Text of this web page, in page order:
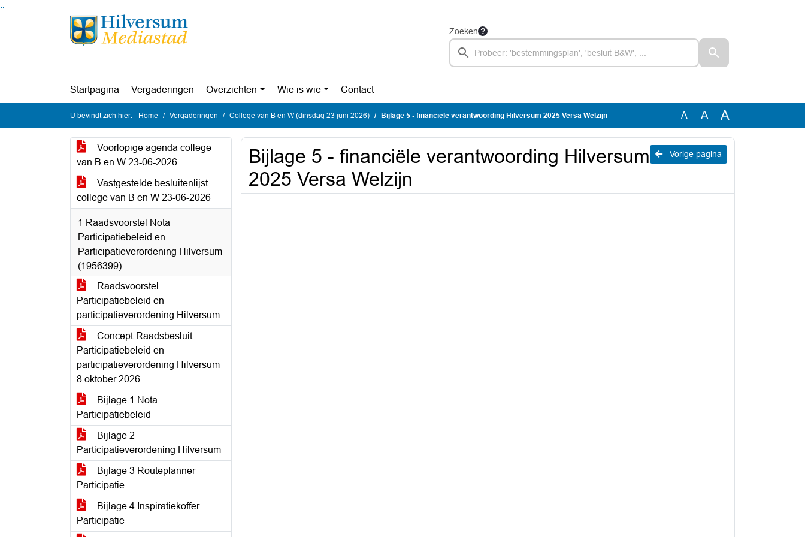
Ga naar de inhoud van deze pagina
Ga naar het zoeken
Ga naar het menu
Zoeken
Startpagina Vergaderingen Overzichten Wie is wie Contact
U bevindt zich hier: Home Vergaderingen College van B en W (dinsdag 23 juni 2026) Bijlage 5 - financiële verantwoording Hilversum 2025 Versa Welzijn A A A
Voorlopige agenda college
van B en W 23-06-2026
Vastgestelde besluitenlijst
college van B en W 23-06-2026
1 Raadsvoorstel Nota
Participatiebeleid en
Participatieverordening Hilversum
(1956399)
Raadsvoorstel
Participatiebeleid en
participatieverordening Hilversum
Concept-Raadsbesluit
Participatiebeleid en
participatieverordening Hilversum
8 oktober 2026
Bijlage 1 Nota
Participatiebeleid
Bijlage 2
Participatieverordening Hilversum
Bijlage 3 Routeplanner
Participatie
Bijlage 4 Inspiratiekoffer
Participatie
Vorige pagina
Bijlage 5 - financiële verantwoording Hilversum
2025 Versa Welzijn